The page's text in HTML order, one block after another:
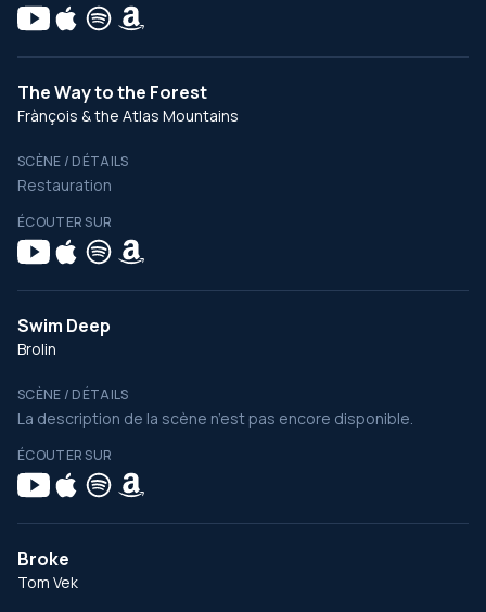
The Way to the Forest
Frànçois & the Atlas Mountains
SCÈNE / DÉTAILS
Restauration
ÉCOUTER SUR
Swim Deep
Brolin
SCÈNE / DÉTAILS
La description de la scène n’est pas encore disponible.
ÉCOUTER SUR
Broke
Tom Vek